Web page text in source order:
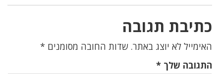
כתיבת תגובה
האימייל לא יוצג באתר. שדות החובה מסומנים *
התגובה שלך *